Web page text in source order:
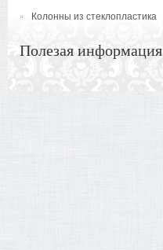
Колонны из стеклопластика
Полезая информация